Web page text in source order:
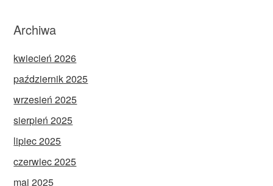
Archiwa
kwiecień 2026
październik 2025
wrzesień 2025
sierpień 2025
lipiec 2025
czerwiec 2025
maj 2025